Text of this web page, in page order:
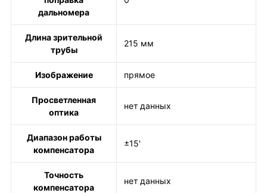
дальномера
Длина зрительной
трубы
215 мм
Изображение прямое
Просветленная
оптика
нет данных
Диапазон работы
компенсатора
±15'
Точность
компенсатора
нет данных